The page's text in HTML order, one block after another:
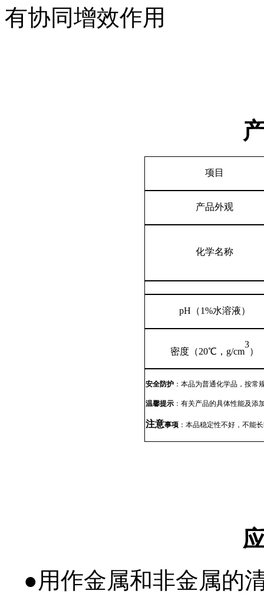
有协同增效作用
项目
产品外观
化学名称
pH （1%水溶液）
密度（20℃ ， g/cm
3
）
安全防护：本品为普通化学品，按常
温馨提示：有关产品的具体性能及添
注意事项： 本品稳定性不好，不能
●用作金属和非金属的